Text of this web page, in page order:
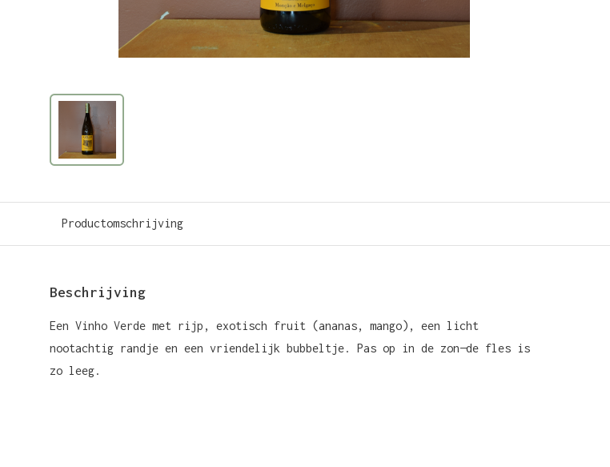
Productomschrijving
Beschrijving
Een Vinho Verde met rijp, exotisch fruit (ananas, mango), een licht
nootachtig randje en een vriendelijk bubbeltje. Pas op in de zon—de fles is
zo leeg.